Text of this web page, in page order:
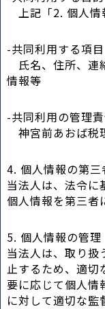
上記「2. 個人情
-共同利用する項目
氏名、住所、連
情報等
-共同利用の管理
神宮前あおば税
4. 個人情報の第三
当法人は、法令に
個人情報を第三者
5. 個人情報の管理
当法人は、取り扱
止するため、適切
要に応じて個人情
に対して適切な監